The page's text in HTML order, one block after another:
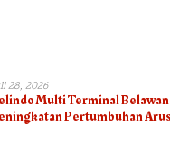
28, 2026
Multi Terminal
Pertumbuhan